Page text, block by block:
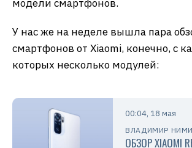
модели смартфонов.
У нас же на неделе вышла пара
смартфонов от Xiaomi, конечно, с
которых несколько модулей:
00:04, 18 мая
ВЛАДИМИР
ОБЗОР XIAOMI